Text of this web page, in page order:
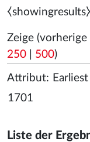
⧼showingresults⧽
Zeige (vorherige
250
500)
Attribut:
Liste der